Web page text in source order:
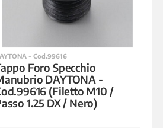
- Cod.99616
Foro Specchio
DAYTONA -
(Filetto M10 /
1.25 DX / Nero)